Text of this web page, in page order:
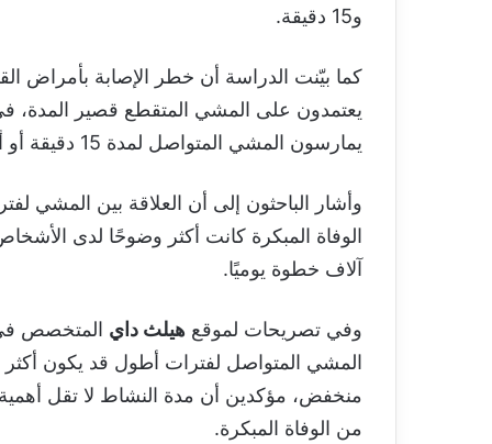
و15 دقيقة.
يمارسون المشي المتواصل لمدة 15 دقيقة أو أكثر يوميًا.
وأشار الباحثون إلى أن العلاقة بين المشي
آلاف خطوة يوميًا.
وفي تصريحات لموقع هيلث داي المتخصص
المشي المتواصل لفترات أطول قد يكون أكثر
منخفض، مؤكدين أن مدة النشاط لا تقل
من الوفاة المبكرة.